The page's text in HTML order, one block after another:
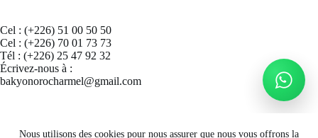
Nous utilisons des cookies pour nous assurer que nous vous offrons la
Cel : (+226) 51 00 50 50
Cel : (+226) 70 01 73 73
Tél : (+226) 25 47 92 32
Écrivez-nous à :
bakyonorocharmel@gmail.com